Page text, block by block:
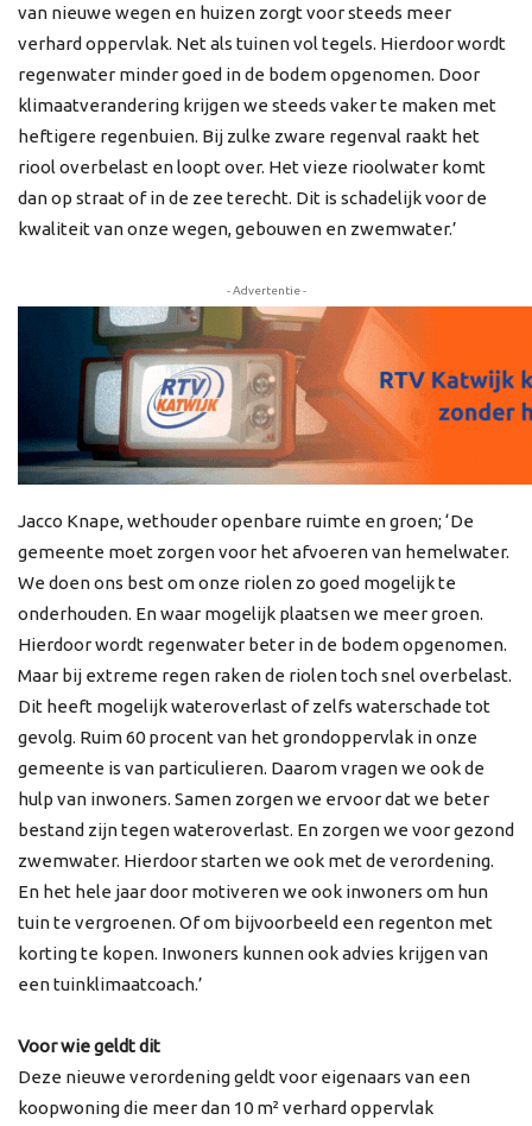
van nieuwe wegen en huizen zorgt voor steeds meer
verhard oppervlak. Net als tuinen vol tegels. Hierdoor wordt
regenwater minder goed in de bodem opgenomen. Door
klimaatverandering krijgen we steeds vaker te maken met
heftigere regenbuien. Bij zulke zware regenval raakt het
riool overbelast en loopt over. Het vieze rioolwater komt
dan op straat of in de zee terecht. Dit is schadelijk voor de
kwaliteit van onze wegen, gebouwen en zwemwater.’
- Advertentie -
Jacco Knape, wethouder openbare ruimte en groen; ‘De
gemeente moet zorgen voor het afvoeren van hemelwater.
We doen ons best om onze riolen zo goed mogelijk te
onderhouden. En waar mogelijk plaatsen we meer groen.
Hierdoor wordt regenwater beter in de bodem opgenomen.
Maar bij extreme regen raken de riolen toch snel overbelast.
Dit heeft mogelijk wateroverlast of zelfs waterschade tot
gevolg. Ruim 60 procent van het grondoppervlak in onze
gemeente is van particulieren. Daarom vragen we ook de
hulp van inwoners. Samen zorgen we ervoor dat we beter
bestand zijn tegen wateroverlast. En zorgen we voor gezond
zwemwater. Hierdoor starten we ook met de verordening.
En het hele jaar door motiveren we ook inwoners om hun
tuin te vergroenen. Of om bijvoorbeeld een regenton met
korting te kopen. Inwoners kunnen ook advies krijgen van
een tuinklimaatcoach.’
Voor wie geldt dit
Deze nieuwe verordening geldt voor eigenaars van een
koopwoning die meer dan 10 m² verhard oppervlak